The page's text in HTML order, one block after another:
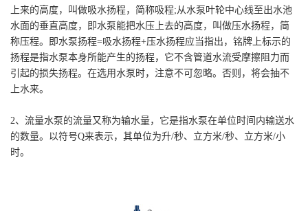
上来的高度，叫做吸水扬程，简称吸程;从水泵叶轮中心线至出水池
水面的垂直高度，即水泵能把水压上去的高度，叫做压水扬程，简
称压程。即水泵扬程=吸水扬程+压水扬程应当指出，铭牌上标示的
扬程是指水泵本身所能产生的扬程，它不含管道水流受摩擦阻力而
引起的损失扬程。在选用水泵时，注意不可忽略。否则，将会抽不
上水来。
2、流量水泵的流量又称为输水量，它是指水泵在单位时间内输送水
的数量。以符号Q来表示，其单位为升/秒、立方米/秒、立方米/小
时。